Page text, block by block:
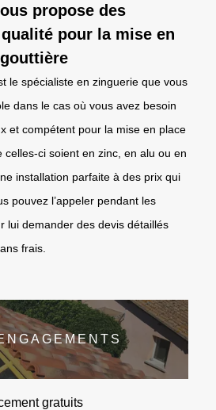
propose des
pour la mise en
le spécialiste en zinguerie que vous
dans le cas où vous avez besoin
et compétent pour la mise en place
celles-ci soient en zinc, en alu ou en
installation parfaite à des prix qui
pouvez l’appeler pendant les
lui demander des devis détaillés
frais.
gratuits